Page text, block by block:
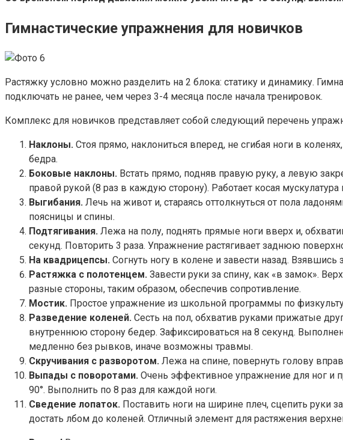
Гимнастические упражнения для новичков
Растяжку условно можно разделить на 2 блока: статику и динамику.
подключать не ранее, чем через 3-4 месяца после начала тренировок.
Комплекс для новичков представляет собой следующий перечень
Наклоны. Стоя прямо, наклониться вперед, не сгибая ноги в
бедра.
Боковые наклоны. Встать прямо, подняв правую руку, а левую
правой рукой (8 раз в каждую сторону). Работает косая
Выгибания. Лечь на живот и, стараясь оттолкнуться от пола
поясницы и спины.
Подтягивания. Лежа на полу, поднять прямые ноги вверх и,
секунд. Повторить 3 раза. Упражнение растягивает заднюю
На квадрицепсы. Согнуть ногу в колене и завести назад. Взявшись
Растяжка с полотенцем. Завести руки за спину, как «в замок».
разные стороны, таким образом, обеспечив сопротивление.
Мостик. Простое упражнение из школьной программы по
Разведение коленей. Сесть на пол, обхватив руками прижатые
внутреннюю сторону бедер. Зафиксироваться на 8 секунд.
медленно без рывков, иначе возможны травмы.
Скручивания с разворотом. Лежа на спине, повернуть голову
Выпады с поворотами. Очень эффективное упражнение для ног и
90°. Выполнить по 8 раз для каждой ноги.
Сведение лопаток. Поставить ноги на ширине плеч, сцепить руки
достать лбом до коленей. Отличный элемент для растяжения